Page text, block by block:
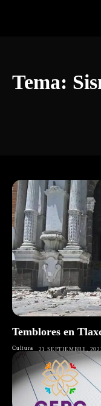
Tema:
Temblores en
Cultura 21 SEPTIEMBRE,